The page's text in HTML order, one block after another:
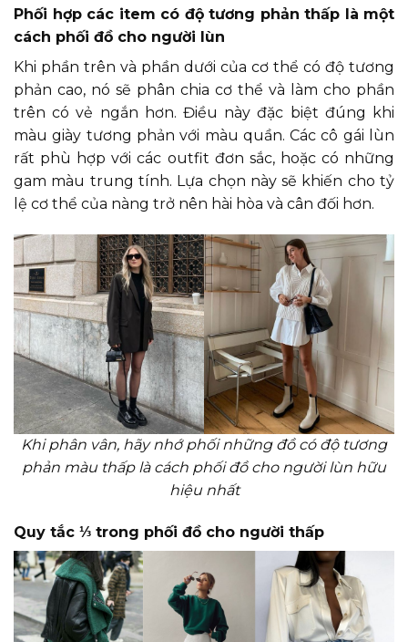
Phối hợp các item có độ tương phản thấp là một
cách phối đồ cho người lùn
Khi phần trên và phần dưới của cơ thể có độ tương
phản cao, nó sẽ phân chia cơ thể và làm cho phần
trên có vẻ ngắn hơn. Điều này đặc biệt đúng khi
màu giày tương phản với màu quần. Các cô gái lùn
rất phù hợp với các outfit đơn sắc, hoặc có những
gam màu trung tính. Lựa chọn này sẽ khiến cho tỷ
lệ cơ thể của nàng trở nên hài hòa và cân đối hơn.
Khi phân vân, hãy nhớ phối những đồ có độ tương
phản màu thấp là cách phối đồ cho người lùn hữu
hiệu nhất
Quy tắc ⅓ trong phối đồ cho người thấp